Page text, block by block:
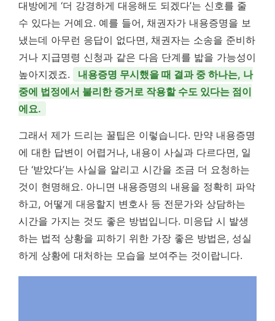
대방에게 ‘더 강경하게 대응해도 되겠다’는 신호를 줄
수 있다는 거예요. 예를 들어, 채권자가 내용증명을 보
냈는데 아무런 응답이 없다면, 채권자는 소송을 준비하
거나 지급명령 신청과 같은 다음 단계를 밟을 가능성이
높아지겠죠.
내용증명 무시했을 때 결과 중 하나는, 나
중에 법정에서 불리한 증거로 작용할 수도 있다는 점이
에요.
그래서 제가 드리는 꿀팁은 이렇습니다. 만약 내용증명
에 대한 답변이 어렵거나, 내용이 사실과 다르다면, 일
단 ‘받았다’는 사실을 알리고 시간을 조금 더 요청하는
것이 현명해요. 아니면 내용증명의 내용을 정확히 파악
하고, 어떻게 대응할지 변호사 등 전문가와 상담하는
시간을 가지는 것도 좋은 방법입니다. 미응답 시 발생
하는 법적 상황을 피하기 위한 가장 좋은 방법은, 성실
하게 상황에 대처하는 모습을 보여주는 것이랍니다.